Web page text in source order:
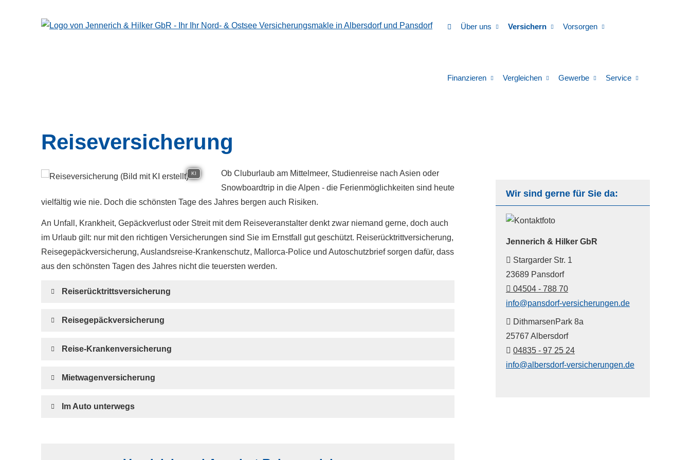
Über uns Versichern Vorsorgen
Finanzieren Vergleichen Gewerbe Service
Wir sind gerne für Sie da:
Jennerich & Hilker GbR
Stargarder Str. 1
23689 Pansdorf
04504 - 788 70
info@pansdorf-versicherungen.de
DithmarsenPark 8a
25767 Albersdorf
04835 - 97 25 24
info@albersdorf-versicherungen.de
Reiseversicherung
KI
Ob Cluburlaub am Mittelmeer, Studienreise nach Asien oder
Snowboardtrip in die Alpen - die Ferienmöglichkeiten sind heute
vielfältig wie nie. Doch die schönsten Tage des Jahres bergen auch Risiken.
An Unfall, Krankheit, Gepäckverlust oder Streit mit dem Reiseveranstalter denkt zwar niemand gerne, doch auch
im Urlaub gilt: nur mit den richtigen Versicherungen sind Sie im Ernstfall gut geschützt. Reiserücktrittversicherung,
Reisegepäckversicherung, Auslandsreise-Krankenschutz, Mallorca-Police und Autoschutzbrief sorgen dafür, dass
aus den schönsten Tagen des Jahres nicht die teuersten werden.
Reiserücktrittsversicherung
Reisegepäckversicherung
Reise-Kranken­ver­si­che­rung
Mietwagenversicherung
Im Auto unterwegs